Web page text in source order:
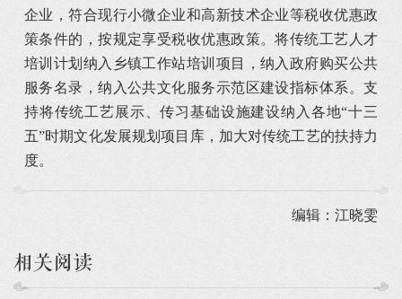
企业，符合现行小微企业和高新技术企业等税收优惠政
策条件的，按规定享受税收优惠政策。将传统工艺人才
培训计划纳入乡镇工作站培训项目，纳入政府购买公共
服务名录，纳入公共文化服务示范区建设指标体系。支
持将传统工艺展示、传习基础设施建设纳入各地“十三
五”时期文化发展规划项目库，加大对传统工艺的扶持力
度。
编辑：江晓雯
相关阅读